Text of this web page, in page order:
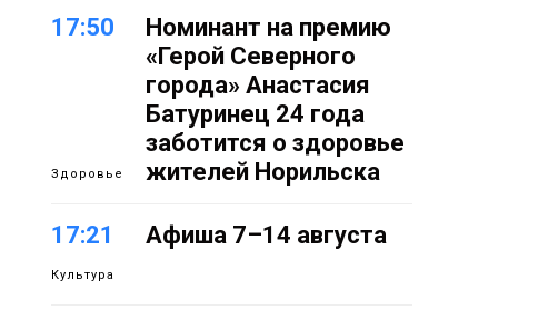
17:50
Здоровье
Номинант на премию
«Герой Северного
города» Анастасия
Батуринец 24 года
заботится о здоровье
жителей Норильска
17:21
Культура
Афиша 7–14 августа